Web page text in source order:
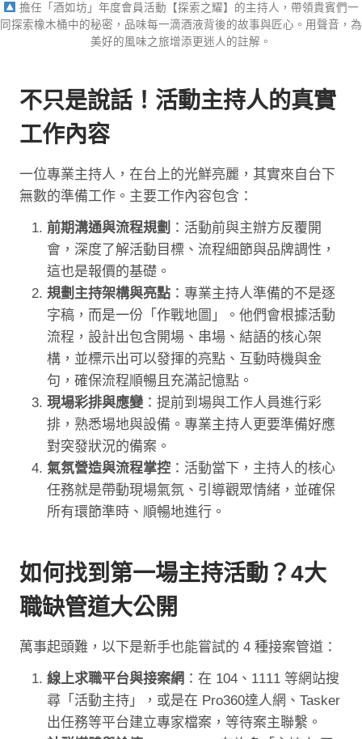
擔任「酒如坊」年度會員活動【探索之耀】的主持人，帶領貴賓們一
同探索橡木桶中的秘密，品味每一滴酒液背後的故事與匠心。用聲音，為
美好的風味之旅增添更迷人的註解。
不只是說話！活動主持人的真實
工作內容
一位專業主持人，在台上的光鮮亮麗，其實來自台下
無數的準備工作。主要工作內容包含：
前期溝通與流程規劃 ：活動前與主辦方反覆開
會，深度了解活動目標、流程細節與品牌調性，
這也是報價的基礎。
規劃主持架構與亮點 ：專業主持人準備的不是逐
字稿，而是一份「作戰地圖」。他們會根據活動
流程，設計出包含開場、串場、結語的核心架
構，並標示出可以發揮的亮點、互動時機與金
句，確保流程順暢且充滿記憶點。
現場彩排與應變 ：提前到場與工作人員進行彩
排，熟悉場地與設備。專業主持人更要準備好應
對突發狀況的備案。
氣氛營造與流程掌控 ：活動當下，主持人的核心
任務就是帶動現場氣氛、引導觀眾情緒，並確保
所有環節準時、順暢地進行。
如何找到第一場主持活動？4大
職缺管道大公開
萬事起頭難，以下是新手也能嘗試的 4 種接案管道：
線上求職平台與接案網 ：在 104、1111 等網站搜
尋「活動主持」，或是在 Pro360達人網、Tasker
出任務等平台建立專家檔案，等待案主聯繫。